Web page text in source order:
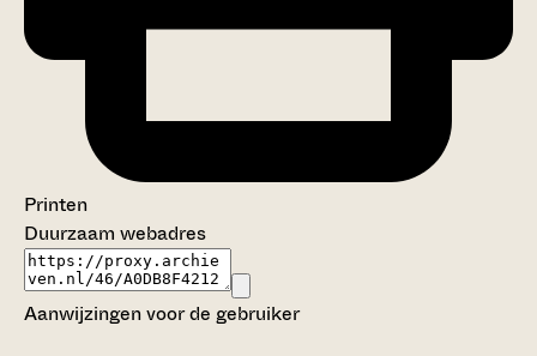
Printen
Duurzaam webadres
Aanwijzingen voor de gebruiker